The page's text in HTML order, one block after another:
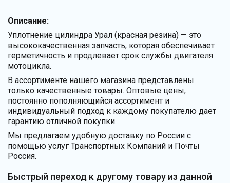
Описание:
Уплотнение цилиндра Урал (красная резина) — это
высококачественная запчасть, которая обеспечивает
герметичность и продлевает срок службы двигателя
мотоцикла.
В ассортименте нашего магазина представлены
только качественные товары. Оптовые цены,
постоянно пополняющийся ассортимент и
индивидуальный подход к каждому покупателю дает
гарантию отличной покупки.
Мы предлагаем удобную доставку по России с
помощью услуг Транспортных Компаний и Почты
Россия.
Быстрый переход к другому товару из данной